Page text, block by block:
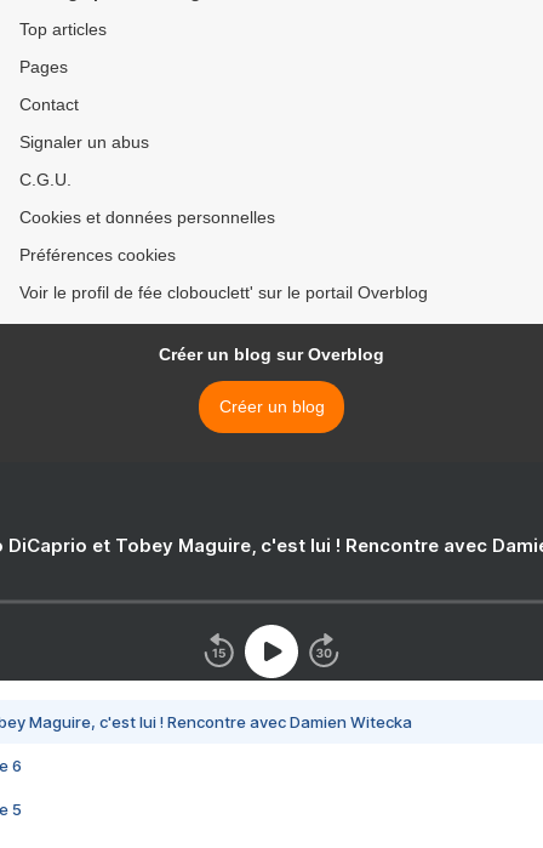
Top articles
Pages
Contact
Signaler un abus
C.G.U.
Cookies et données personnelles
Préférences cookies
Voir le profil de fée clobouclett' sur le portail Overblog
Créer un blog sur Overblog
Créer un blog
DiCaprio et Tobey Maguire, c'est lui ! Rencontre avec
Maguire, c'est lui ! Rencontre avec Damien Witecka
6
5